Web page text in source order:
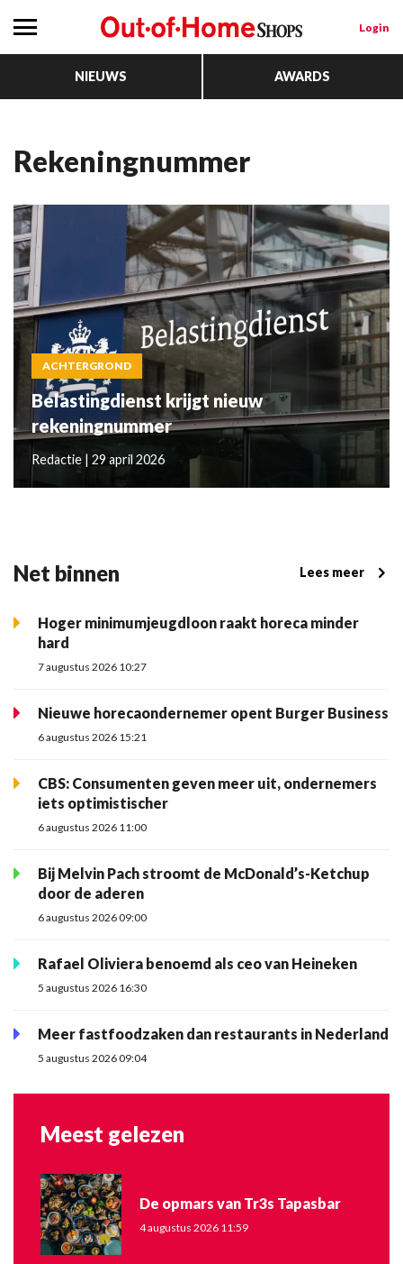
Login
NIEUWS AWARDS
rekeningnummer
ACHTERGROND
Belastingdienst krijgt nieuw
rekeningnummer
Redactie | 29 april 2026
Net binnen Lees meer
Hoger minimumjeugdloon raakt horeca minder
hard
7 augustus 2026 10:27
Nieuwe horecaondernemer opent Burger Business
6 augustus 2026 15:21
CBS: Consumenten geven meer uit, ondernemers
iets optimistischer
6 augustus 2026 11:00
Bij Melvin Pach stroomt de McDonald’s-Ketchup
door de aderen
6 augustus 2026 09:00
Rafael Oliviera benoemd als ceo van Heineken
5 augustus 2026 16:30
Meer fastfoodzaken dan restaurants in Nederland
5 augustus 2026 09:04
Meest gelezen
De opmars van Tr3s Tapasbar
4 augustus 2026 11:59